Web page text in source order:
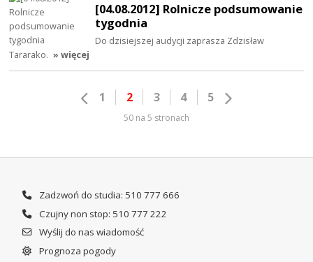
[04.08.2012] Rolnicze podsumowanie
tygodnia
Do dzisiejszej audycji zaprasza Zdzisław
Tararako. » więcej
1 2 3 4 5
50 na 5 stronach
Zadzwoń do studia: 510 777 666
Czujny non stop: 510 777 222
Wyślij do nas wiadomość
Prognoza pogody